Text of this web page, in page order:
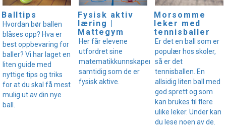
Balltips
Hvordan bør ballen
blåses opp? Hva er
best oppbevaring for
baller? Vi har laget en
liten guide med
nyttige tips og triks
for at du skal få mest
mulig ut av din nye
ball.
Fysisk aktiv
læring |
Mattegym
Her får elevene
utfordret sine
matematikkunnskaper
samtidig som de er
fysisk aktive.
Morsomme
leker med
tennisballer
Er det en ball som er
populær hos skoler,
så er det
tennisballen. En
allsidig liten ball med
god sprett og som
kan brukes til flere
ulike leker. Under kan
du lese noen av de.